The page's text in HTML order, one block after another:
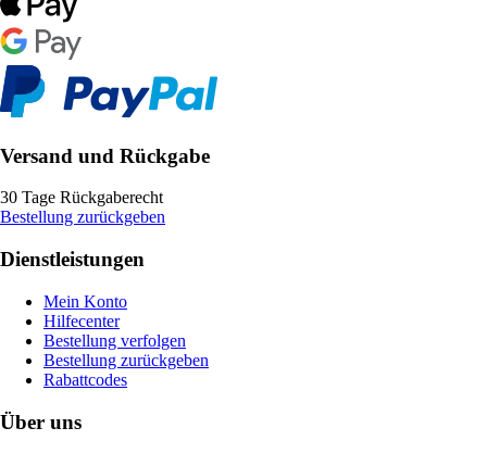
Versand und Rückgabe
30 Tage Rückgaberecht
Bestellung zurückgeben
Dienstleistungen
Mein Konto
Hilfecenter
Bestellung verfolgen
Bestellung zurückgeben
Rabattcodes
Über uns